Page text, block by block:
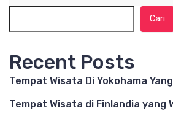
Cari
Recent Posts
Tempat Wisata Di Yokohama
Tempat Wisata di Finlandia yang